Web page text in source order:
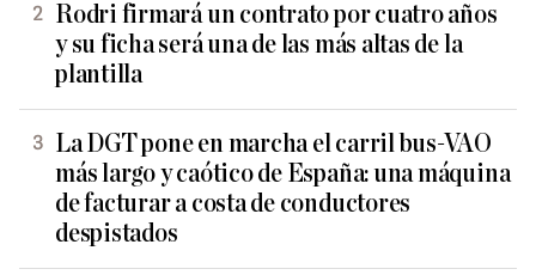
Rodri firmará un contrato por cuatro años
y su ficha será una de las más altas de la
plantilla
La DGT pone en marcha el carril bus-VAO
más largo y caótico de España: una máquina
de facturar a costa de conductores
despistados